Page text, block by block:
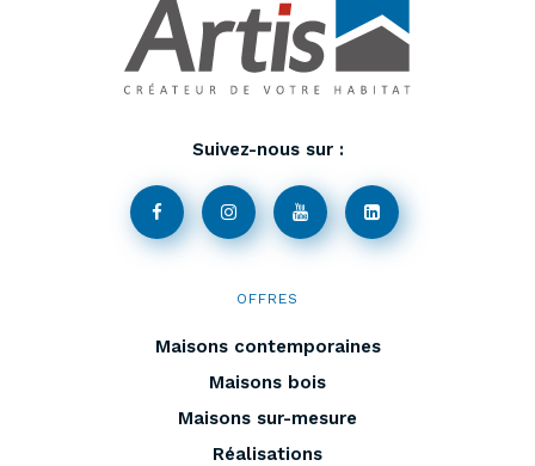
Suivez-nous sur :
OFFRES
Maisons contemporaines
Maisons bois
Maisons sur-mesure
Réalisations